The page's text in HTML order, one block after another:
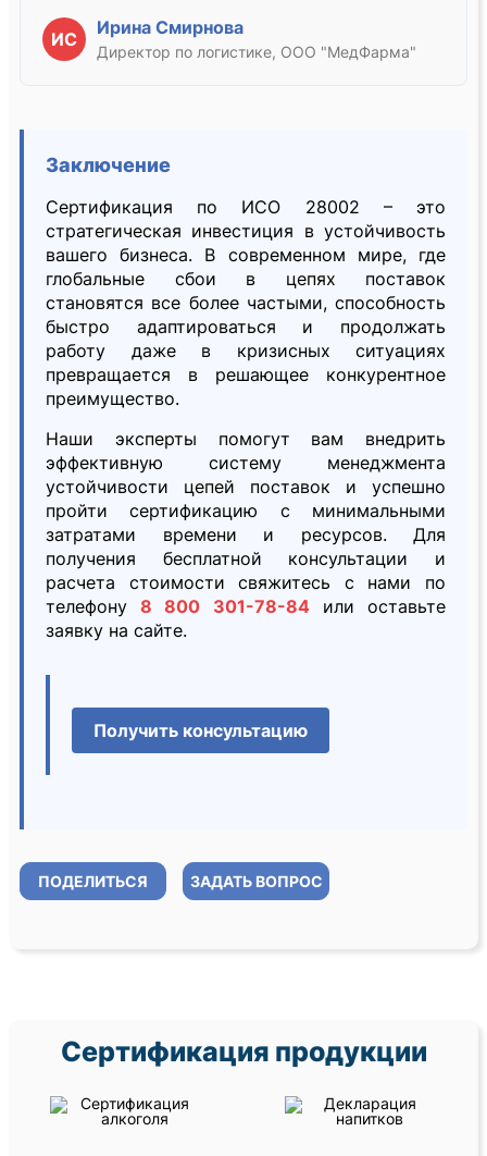
ИС
Ирина Смирнова
Директор по логистике, ООО "МедФарма"
Заключение
Сертификация по ИСО 28002 – это
стратегическая инвестиция в устойчивость
вашего бизнеса. В современном мире, где
глобальные сбои в цепях поставок
становятся все более частыми, способность
быстро адаптироваться и продолжать
работу даже в кризисных ситуациях
превращается в решающее конкурентное
преимущество.
Наши эксперты помогут вам внедрить
эффективную систему менеджмента
устойчивости цепей поставок и успешно
пройти сертификацию с минимальными
затратами времени и ресурсов. Для
получения бесплатной консультации и
расчета стоимости свяжитесь с нами по
телефону8 800 301-78-84или оставьте
заявку на сайте.
Получить консультацию
ПОДЕЛИТЬСЯ ЗАДАТЬ ВОПРОС
Сертификация продукции